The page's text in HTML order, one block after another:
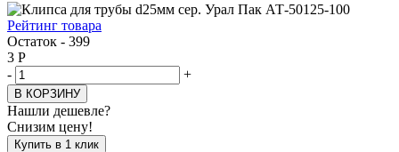
Рейтинг товара
Остаток - 399
3 Р
-
+
В КОРЗИНУ
Нашли дешевле?
Снизим цену!
Купить в 1 клик